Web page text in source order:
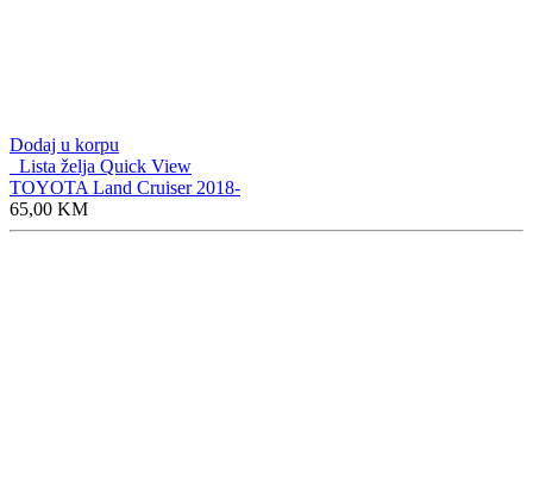
Dodaj u korpu
Lista želja Quick View
TOYOTA Land Cruiser 2018-
65,00 KM